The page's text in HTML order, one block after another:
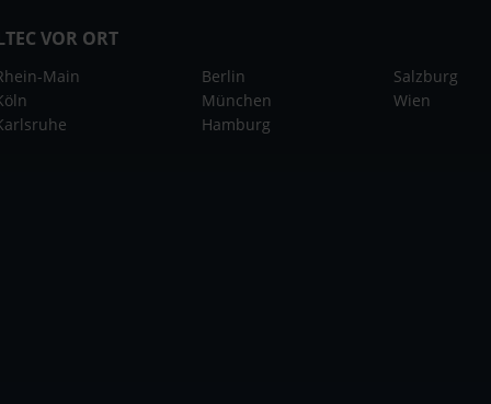
VOR ORT
Main
Berlin
München
Hamburg
Salzburg
Wien